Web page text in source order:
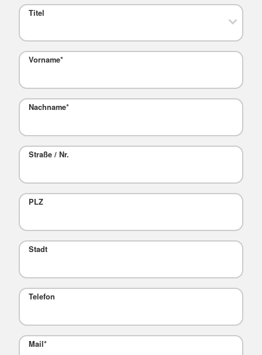
Titel
Vorname*
Nachname*
Straße / Nr.
PLZ
Stadt
Telefon
Mail*